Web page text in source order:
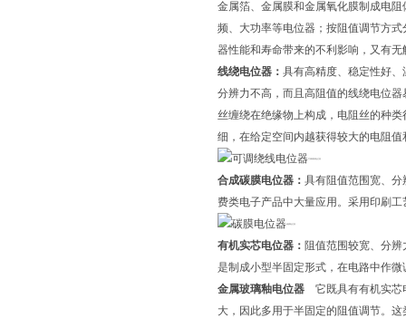
金属箔、金属膜和金属氧化膜制成电
频、大功率等电位器；按阻值调节方
器性能和寿命带来的不利影响，又有
线绕电位器： 具有高精度、稳定性好
分辨力不高，而且高阻值的线绕电位
丝缠绕在绝缘物上构成，电阻丝的种
细，在给定空间内越获得较大的电阻
合成碳膜电位器： 具有阻值范围宽、
费类电子产品中大量应用。采用印刷
有机实芯电位器： 阻值范围较宽、分
是制成小型半固定形式，在电路中作微
金属玻璃釉电位器 它既具有有机实芯
大，因此多用于半固定的阻值调节。